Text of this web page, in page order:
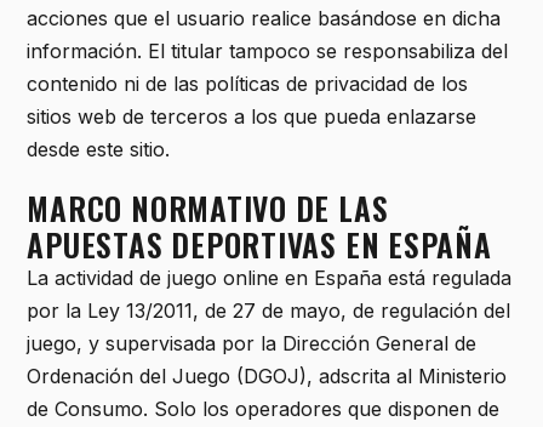
acciones que el usuario realice basándose en dicha
información. El titular tampoco se responsabiliza del
contenido ni de las políticas de privacidad de los
sitios web de terceros a los que pueda enlazarse
desde este sitio.
MARCO NORMATIVO DE LAS
APUESTAS DEPORTIVAS EN ESPAÑA
La actividad de juego online en España está regulada
por la Ley 13/2011, de 27 de mayo, de regulación del
juego, y supervisada por la Dirección General de
Ordenación del Juego (DGOJ), adscrita al Ministerio
de Consumo. Solo los operadores que disponen de